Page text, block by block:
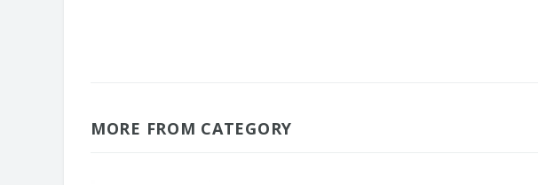
MORE FROM CATEGORY